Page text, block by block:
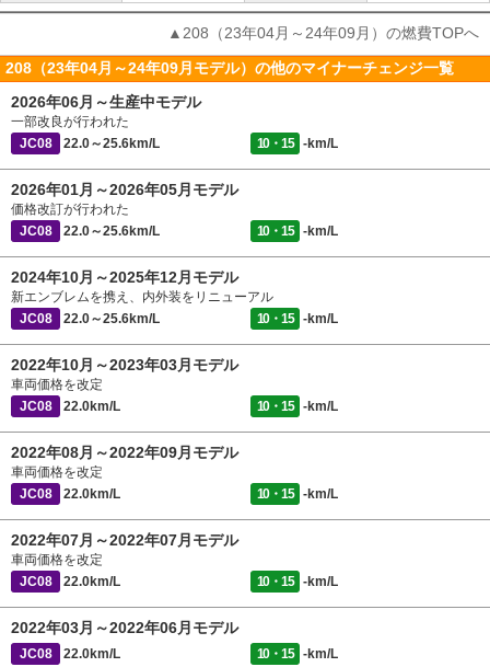
▲208（23年04月～24年09月）の燃費TOPへ
208（23年04月～24年09月モデル）の他のマイナーチェンジ一覧
2026年06月～生産中モデル
一部改良が行われた
JC08
22.0～25.6km/L 10・15 -km/L
2026年01月～2026年05月モデル
価格改訂が行われた
JC08
22.0～25.6km/L 10・15 -km/L
2024年10月～2025年12月モデル
新エンブレムを携え、内外装をリニューアル
JC08
22.0～25.6km/L 10・15 -km/L
2022年10月～2023年03月モデル
車両価格を改定
JC08
22.0km/L 10・15 -km/L
2022年08月～2022年09月モデル
車両価格を改定
JC08
22.0km/L 10・15 -km/L
2022年07月～2022年07月モデル
車両価格を改定
JC08
22.0km/L 10・15 -km/L
2022年03月～2022年06月モデル
JC08 22.0km/L 10・15 -km/L